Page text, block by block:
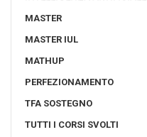
MASTER
MASTER IUL
MATHUP
PERFEZIONAMENTO
TFA SOSTEGNO
TUTTI I CORSI SVOLTI